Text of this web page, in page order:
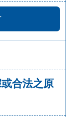
合法之原